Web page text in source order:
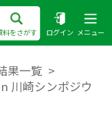
料をさがす ログイン メニュー
果一覧
川崎シンポジウ